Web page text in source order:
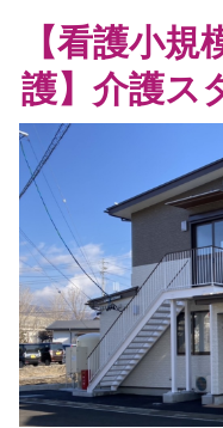
【看護小
護】介護ス